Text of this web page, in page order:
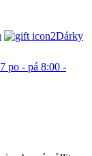
Dárky
po - pá 8:00 -